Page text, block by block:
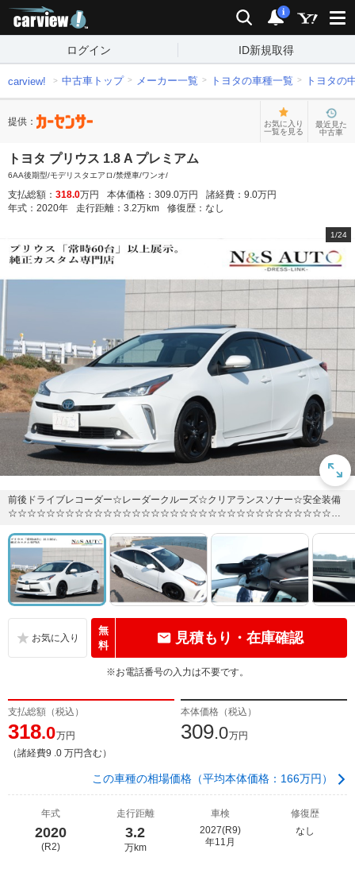
検索 通知
i
ログイン ID新規取得
carview! 中古車トップ メーカー一覧 トヨタの車種一覧 トヨタの
提供：
お気に入り
一覧を見る
最近見た
中古車
トヨタ プリウス 1.8 A プレミアム
6AA後期型/モデリスタエアロ/禁煙車/ワンオ/
支払総額： 318.0万円 本体価格： 309.0万円 諸経費： 9.0万円
年式： 2020年 走行距離： 3.2万km 修復歴： なし
1/24
前後ドライブレコーダー☆レーダークルーズ☆クリアランスソナー☆安全装備
☆☆☆☆☆☆☆☆☆☆☆☆☆☆☆☆☆☆☆☆☆☆☆☆☆☆☆☆☆☆☆☆☆☆☆
無
料
見積もり・在庫確認
※お電話番号の入力は不要です。
支払総額（税込）
318.0万円
（諸経費9 .0 万円含む）
本体価格（税込）
309.0万円
この車種の相場価格（平均本体価格：166万円）
年式
2020
(R2)
走行距離
3.2
万km
車検
2027(R9)
年11月
修復歴
なし